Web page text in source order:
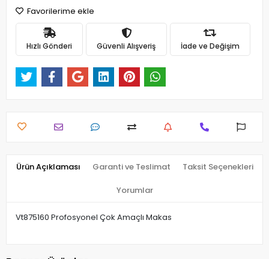
Favorilerime ekle
Hızlı Gönderi Güvenli Alışveriş İade ve Değişim
Ürün Açıklaması Garanti ve Teslimat Taksit Seçenekleri
Yorumlar
Vt875160 Profosyonel Çok Amaçlı Makas